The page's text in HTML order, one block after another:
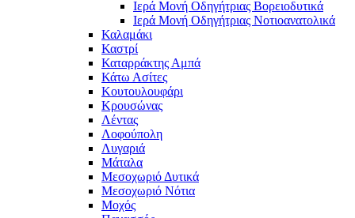
Ιερά Μονή Οδηγήτριας Βορειοδυτικά
Ιερά Μονή Οδηγήτριας Νοτιοανατολικά
Καλαμάκι
Καστρί
Καταρράκτης Αμπά
Κάτω Ασίτες
Κουτουλουφάρι
Κρουσώνας
Λέντας
Λοφούπολη
Λυγαριά
Μάταλα
Μεσοχωριό Δυτικά
Μεσοχωριό Νότια
Μοχός